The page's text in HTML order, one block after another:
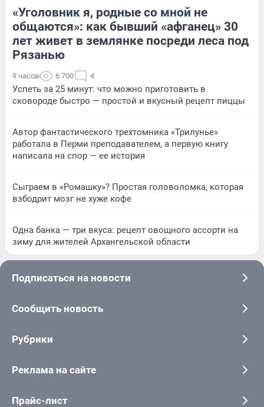
«Уголовник я, родные со мной не
общаются»: как бывший «афганец» 30
лет живет в землянке посреди леса под
Рязанью
9 часов 6 700 4
Успеть за 25 минут: что можно приготовить в
сковороде быстро — простой и вкусный рецепт пиццы
Автор фантастического трехтомника «Трилунье»
работала в Перми преподавателем, а первую книгу
написала на спор — ее история
Сыграем в «Ромашку»? Простая головоломка, которая
взбодрит мозг не хуже кофе
Одна банка — три вкуса: рецепт овощного ассорти на
зиму для жителей Архангельской области
Подписаться на новости
Сообщить новость
Рубрики
Реклама на сайте
Прайс-лист